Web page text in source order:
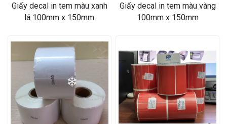
Giấy decal in tem màu xanh
lá 100mm x 150mm
Giấy decal in tem màu vàng
100mm x 150mm
❄